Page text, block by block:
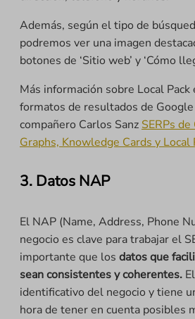
Además, según el tipo de
podremos ver una imagen
botones de ‘Sitio web’ y ‘Cómo
Más información sobre Local Pack
formatos de resultados de
compañero Carlos Sanz SERPs
Graphs, Knowledge Cards y Local
3. Datos NAP
El NAP (Name, Address, Phone
negocio es clave para trabajar el
importante que los datos que
sean consistentes y coherentes.
identificativo del negocio y tiene
hora de tener en cuenta posibles